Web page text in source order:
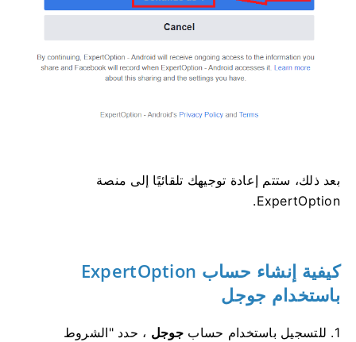
بعد ذلك، ستتم إعادة توجيهك تلقائيًا إلى منصة
ExpertOption.
كيفية إنشاء حساب ExpertOption
باستخدام جوجل
1. للتسجيل باستخدام حساب جوجل ، حدد "الشروط